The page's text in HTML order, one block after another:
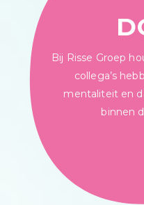
Bij Risse Groep
collega’s
mentaliteit en
binnen